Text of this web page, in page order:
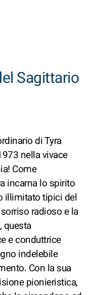
Sagittario
di Tyra
nella vivace
Come
incarna lo spirito
illimitato tipici del
radioso e la
questa
e conduttrice
indelebile
Con la sua
pionieristica,